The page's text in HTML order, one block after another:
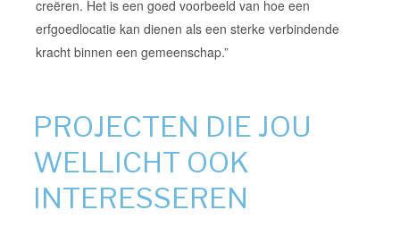
creëren. Het is een goed voorbeeld van hoe een
erfgoedlocatie kan dienen als een sterke verbindende
kracht binnen een gemeenschap.”
PROJECTEN DIE JOU
WELLICHT OOK
INTERESSEREN